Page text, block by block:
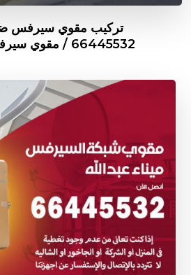
تركيب مقوي سيرفس
66445532 / مقوي سيرفس 5g أصلي مضمون